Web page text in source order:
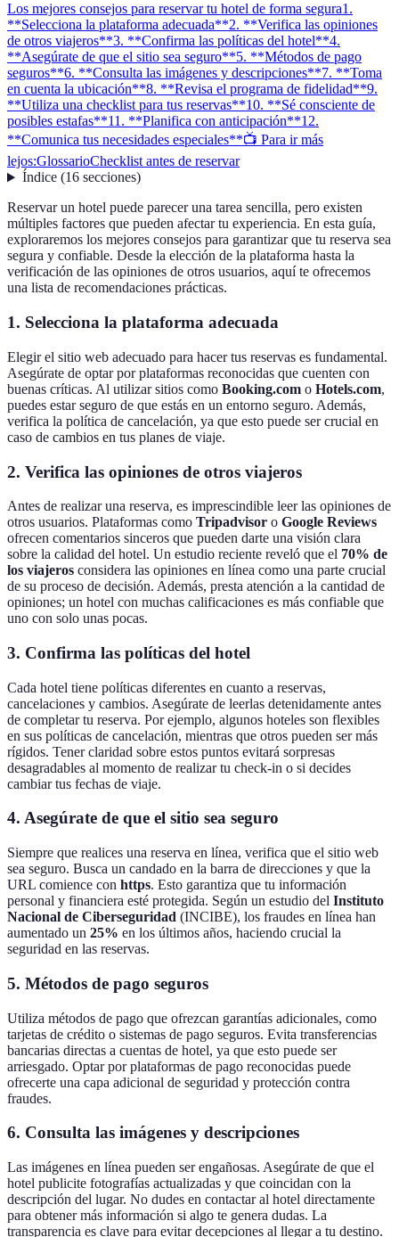
Los mejores consejos para reservar tu hotel de forma segura1.
**Selecciona la plataforma adecuada**2. **Verifica las opiniones
de otros viajeros**3. **Confirma las políticas del hotel**4.
**Asegúrate de que el sitio sea seguro**5. **Métodos de pago
seguros**6. **Consulta las imágenes y descripciones**7. **Toma
en cuenta la ubicación**8. **Revisa el programa de fidelidad**9.
**Utiliza una checklist para tus reservas**10. **Sé consciente de
posibles estafas**11. **Planifica con anticipación**12.
**Comunica tus necesidades especiales**📺 Para ir más
lejos:GlossarioChecklist antes de reservar
Índice(16 secciones)
Reservar un hotel puede parecer una tarea sencilla, pero existen
múltiples factores que pueden afectar tu experiencia. En esta guía,
exploraremos los mejores consejos para garantizar que tu reserva sea
segura y confiable. Desde la elección de la plataforma hasta la
verificación de las opiniones de otros usuarios, aquí te ofrecemos
una lista de recomendaciones prácticas.
1. Selecciona la plataforma adecuada
Elegir el sitio web adecuado para hacer tus reservas es fundamental.
Asegúrate de optar por plataformas reconocidas que cuenten con
buenas críticas. Al utilizar sitios como Booking.com o Hotels.com,
puedes estar seguro de que estás en un entorno seguro. Además,
verifica la política de cancelación, ya que esto puede ser crucial en
caso de cambios en tus planes de viaje.
2. Verifica las opiniones de otros viajeros
Antes de realizar una reserva, es imprescindible leer las opiniones de
otros usuarios. Plataformas como Tripadvisor o Google Reviews
ofrecen comentarios sinceros que pueden darte una visión clara
sobre la calidad del hotel. Un estudio reciente reveló que el 70% de
los viajeros considera las opiniones en línea como una parte crucial
de su proceso de decisión. Además, presta atención a la cantidad de
opiniones; un hotel con muchas calificaciones es más confiable que
uno con solo unas pocas.
3. Confirma las políticas del hotel
Cada hotel tiene políticas diferentes en cuanto a reservas,
cancelaciones y cambios. Asegúrate de leerlas detenidamente antes
de completar tu reserva. Por ejemplo, algunos hoteles son flexibles
en sus políticas de cancelación, mientras que otros pueden ser más
rígidos. Tener claridad sobre estos puntos evitará sorpresas
desagradables al momento de realizar tu check-in o si decides
cambiar tus fechas de viaje.
4. Asegúrate de que el sitio sea seguro
Siempre que realices una reserva en línea, verifica que el sitio web
sea seguro. Busca un candado en la barra de direcciones y que la
URL comience con https. Esto garantiza que tu información
personal y financiera esté protegida. Según un estudio del Instituto
Nacional de Ciberseguridad (INCIBE), los fraudes en línea han
aumentado un 25% en los últimos años, haciendo crucial la
seguridad en las reservas.
5. Métodos de pago seguros
Utiliza métodos de pago que ofrezcan garantías adicionales, como
tarjetas de crédito o sistemas de pago seguros. Evita transferencias
bancarias directas a cuentas de hotel, ya que esto puede ser
arriesgado. Optar por plataformas de pago reconocidas puede
ofrecerte una capa adicional de seguridad y protección contra
fraudes.
6. Consulta las imágenes y descripciones
Las imágenes en línea pueden ser engañosas. Asegúrate de que el
hotel publicite fotografías actualizadas y que coincidan con la
descripción del lugar. No dudes en contactar al hotel directamente
para obtener más información si algo te genera dudas. La
transparencia es clave para evitar decepciones al llegar a tu destino.